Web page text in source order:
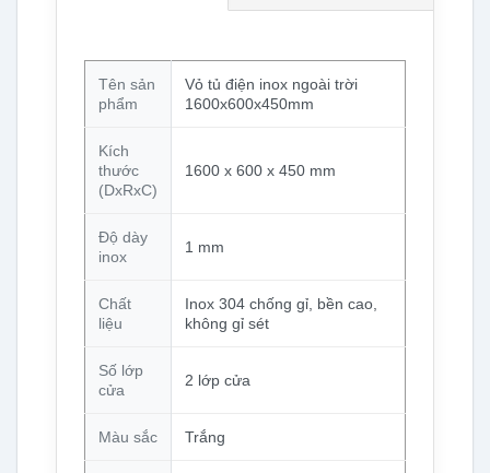
Tên sản
phẩm
Vỏ tủ điện inox ngoài trời
1600x600x450mm
Kích
thước
(DxRxC)
1600 x 600 x 450 mm
Độ dày
inox
1 mm
Chất
liệu
Inox 304 chống gỉ, bền cao,
không gỉ sét
Số lớp
cửa
2 lớp cửa
Màu sắc Trắng